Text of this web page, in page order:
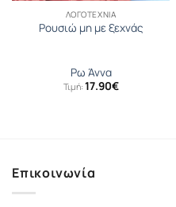
ΛΟΓΟΤΕΧΝΊΑ
Ρουσιώ μη με ξεχνάς
Ρω Άννα
Τιμή: 17.90€
Επικοινωνία